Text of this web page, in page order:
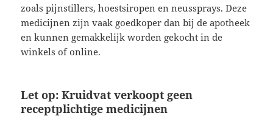
zoals pijnstillers, hoestsiropen en neussprays. Deze
medicijnen zijn vaak goedkoper dan bij de apotheek
en kunnen gemakkelijk worden gekocht in de
winkels of online.
Let op: Kruidvat verkoopt geen
receptplichtige medicijnen